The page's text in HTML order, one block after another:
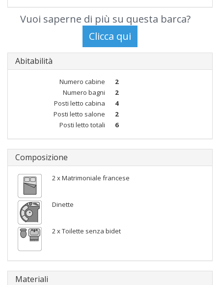
Vuoi saperne di più su questa barca?
Abitabilità
Numero cabine
2
Numero bagni
2
Posti letto cabina
4
Posti letto salone
2
Posti letto totali
6
Composizione
2 x Matrimoniale francese
Dinette
2 x Toilette senza bidet
Materiali